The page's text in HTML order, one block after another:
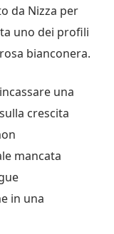
da Nizza per
uno dei profili
bianconera.
una
crescita
mancata
in una